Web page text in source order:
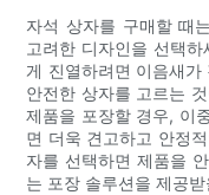
자석 상자를 구매할 때
고려한 디자인을 선택
게 진열하려면 이음새
안전한 상자를 고르는
제품을 포장할 경우, 이
면 더욱 견고하고 안정
자를 선택하면 제품을
는 포장 솔루션을 제공